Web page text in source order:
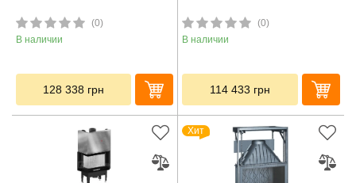
(0)
В наличии
128 338 грн
(0)
В наличии
114 433 грн
Хит